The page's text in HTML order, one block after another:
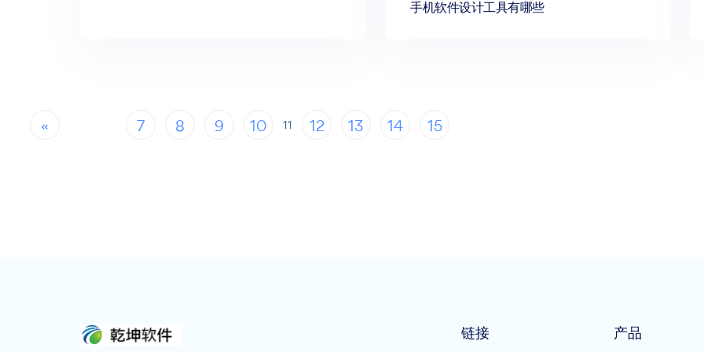
手机软件设计工具有哪些
« 7 8 9 10 11 12 13 14 15
链接 产品